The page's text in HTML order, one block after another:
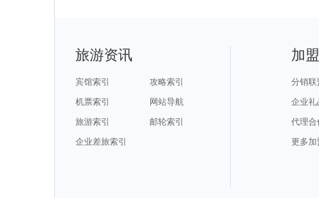
旅游资讯
宾馆索引
攻略索引
机票索引
网站导航
旅游索引
邮轮索引
企业差旅索引
加
分销联
企业礼
代理合
更多加